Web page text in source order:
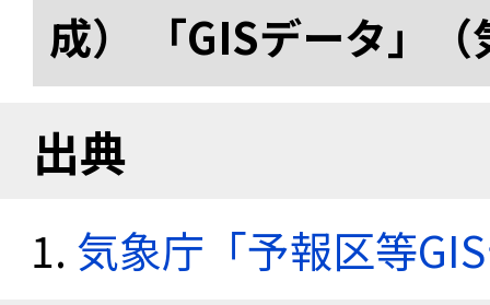
成） 「GISデータ」
出典
気象庁「予報区等